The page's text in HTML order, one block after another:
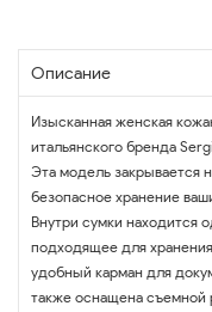
Описание
Изысканная женская
итальянского бренда
Эта модель закрывается
безопасное хранение
Внутри сумки находится
подходящее для
удобный карман для
также оснащена съемной